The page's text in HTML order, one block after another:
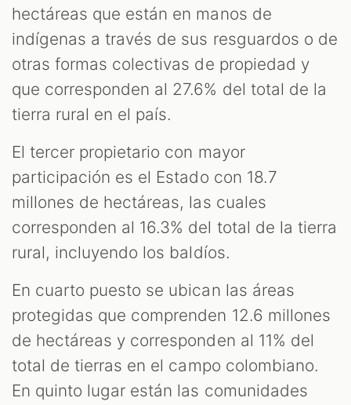
hectáreas que están en manos de
indígenas a través de sus resguardos o de
otras formas colectivas de propiedad y
que corresponden al 27.6% del total de la
tierra rural en el país.
El tercer propietario con mayor
participación es el Estado con 18.7
millones de hectáreas, las cuales
corresponden al 16.3% del total de la tierra
rural, incluyendo los baldíos.
En cuarto puesto se ubican las áreas
protegidas que comprenden 12.6 millones
de hectáreas y corresponden al 11% del
total de tierras en el campo colombiano.
En quinto lugar están las comunidades